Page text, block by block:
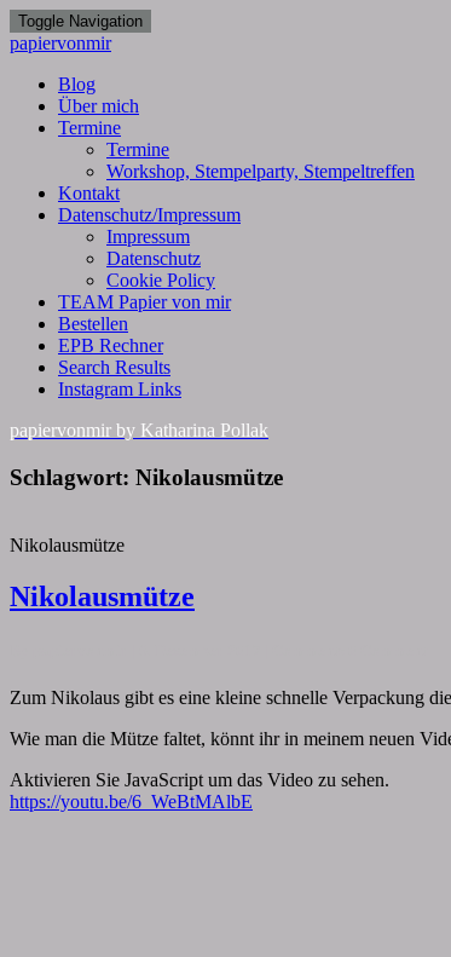
Toggle Navigation
papiervonmir
Blog
Über mich
Termine
Termine
Workshop, Stempelparty, Stempeltreffen
Kontakt
Datenschutz/Impressum
Impressum
Datenschutz
Cookie Policy
TEAM Papier von mir
Bestellen
EPB Rechner
Search Results
Instagram Links
papiervonmir by Katharina Pollak
Schlagwort: Nikolausmütze
Nikolausmütze
Nikolausmütze
Zum Nikolaus gibt es eine kleine schnelle Verpackung
Wie man die Mütze faltet, könnt ihr in meinem neuen
Aktivieren Sie JavaScript um das Video zu sehen.
https://youtu.be/6_WeBtMAlbE